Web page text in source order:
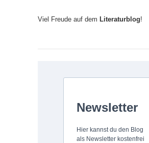
Viel Freude auf dem Literaturblog!
Newsletter
Hier kannst du den Blog
als Newsletter kostenfrei